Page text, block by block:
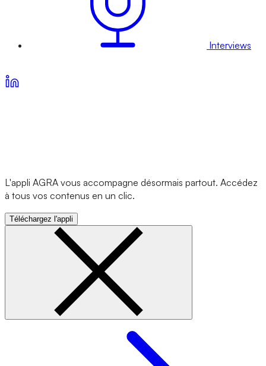
Interviews
L'appli AGRA vous accompagne désormais partout. Accédez
à tous vos contenus en un clic.
Téléchargez l'appli